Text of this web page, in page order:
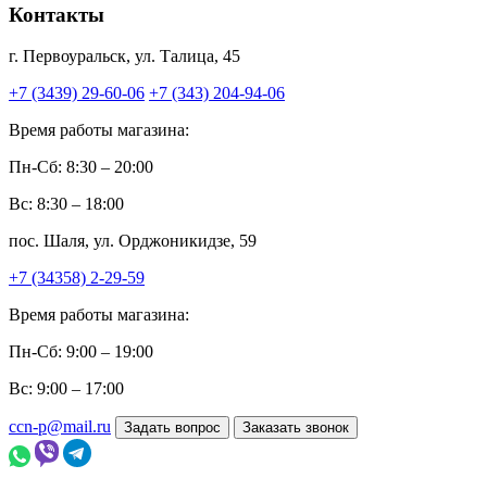
Контакты
г. Первоуральск, ул. Талица, 45
+7 (3439) 29-60-06 +7 (343) 204-94-06
Время работы магазина:
Пн-Сб: 8:30 – 20:00
Вс: 8:30 – 18:00
пос. Шаля, ул. Орджоникидзе, 59
+7 (34358) 2-29-59
Время работы магазина:
Пн-Сб: 9:00 – 19:00
Вс: 9:00 – 17:00
ccn-p@mail.ru Задать вопрос Заказать звонок